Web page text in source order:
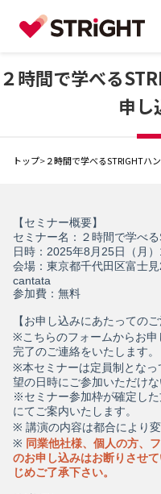
２時間で学べる
申し
トップ>２時間で学べるSTRIGHTハ